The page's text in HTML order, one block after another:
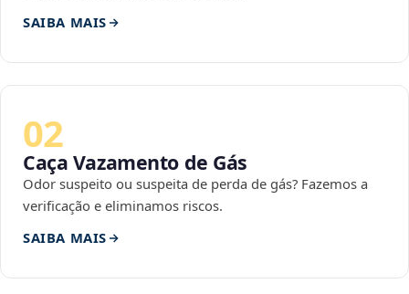
SAIBA MAIS
02
Caça Vazamento de Gás
Odor suspeito ou suspeita de perda de gás? Fazemos a
verificação e eliminamos riscos.
SAIBA MAIS